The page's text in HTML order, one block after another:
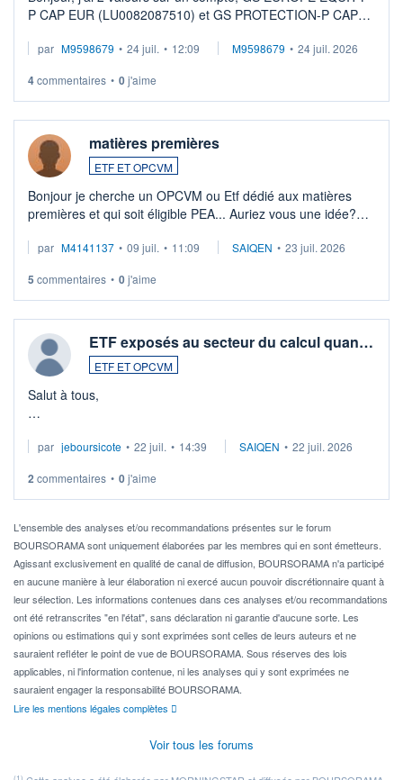
P CAP EUR (LU0082087510) et GS PROTECTION-P CAP
veux procéder à la vente, on me signale ...
par M9598679 • 24 juil. • 12:09 M9598679 • 24 juil. 2026
4commentaires • 0j'aime
matières premières
ETF ET OPCVM
Bonjour je cherche un OPCVM ou Etf dédié aux matières
premières et qui soit éligible PEA... Auriez vous une idée?
par M4141137 • 09 juil. • 11:09 SAIQEN • 23 juil. 2026
5 commentaires • 0j'aime
ETF exposés au secteur du calcul quan…
ETF ET OPCVM
Salut à tous,
via un ETF plutôt que des actions individuelles.
Idéalement, je voudrais qu'il soit éligible au PEA.
Pour l' ...
par jeboursicote • 22 juil. • 14:39 SAIQEN • 22 juil. 2026
2 commentaires • 0j'aime
L'ensemble des analyses et/ou recommandations présentes sur le forum
BOURSORAMA sont uniquement élaborées par les membres qui en sont émetteurs.
Agissant exclusivement en qualité de canal de diffusion, BOURSORAMA n'a participé
en aucune manière à leur élaboration ni exercé aucun pouvoir discrétionnaire quant à
leur sélection. Les informations contenues dans ces analyses et/ou recommandations
ont été retranscrites "en l'état", sans déclaration ni garantie d'aucune sorte. Les
opinions ou estimations qui y sont exprimées sont celles de leurs auteurs et ne
sauraient refléter le point de vue de BOURSORAMA. Sous réserves des lois
applicables, ni l'information contenue, ni les analyses qui y sont exprimées ne
sauraient engager la responsabilité BOURSORAMA.
Lire les mentions légales complètes
Voir tous les forums
(1)